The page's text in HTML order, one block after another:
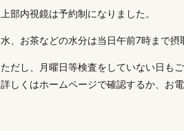
上部内視鏡は予約制になりました。
水、お茶などの水分は当日午前7時まで摂
ただし、月曜日等検査をしていない日もご
詳しくはホームページで確認するか、お